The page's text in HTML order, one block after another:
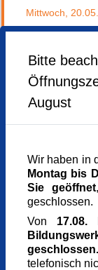
Mittwoch,
Alte
Barerstr. 27
80333
München
Kursgebühr
0,00 €
Dozent für
des
Kursnummer
168301
Bitte
August
Wir haben in
Montag bis
Sie geöffnet
geschlossen.
Von
geschlossen.
telefonisch